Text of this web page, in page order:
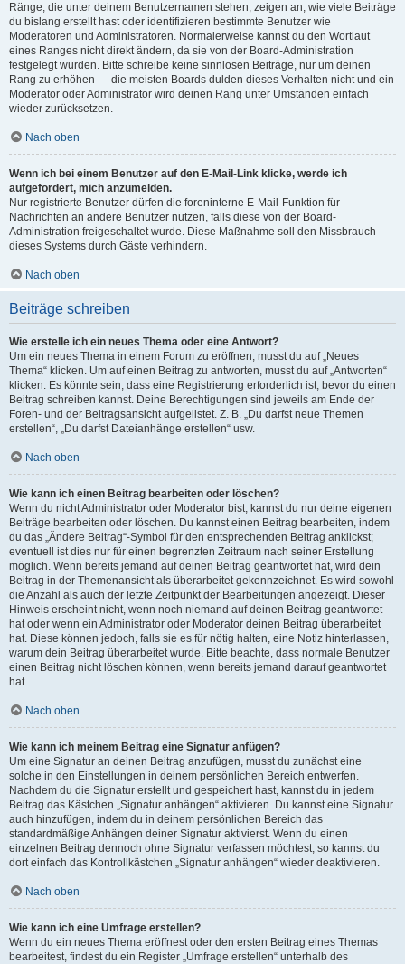
Ränge, die unter deinem Benutzernamen stehen, zeigen an, wie viele Beiträge
du bislang erstellt hast oder identifizieren bestimmte Benutzer wie
Moderatoren und Administratoren. Normalerweise kannst du den Wortlaut
eines Ranges nicht direkt ändern, da sie von der Board-Administration
festgelegt wurden. Bitte schreibe keine sinnlosen Beiträge, nur um deinen
Rang zu erhöhen — die meisten Boards dulden dieses Verhalten nicht und ein
Moderator oder Administrator wird deinen Rang unter Umständen einfach
wieder zurücksetzen.
Nach oben
Wenn ich bei einem Benutzer auf den E-Mail-Link klicke, werde ich
aufgefordert, mich anzumelden.
Nur registrierte Benutzer dürfen die foreninterne E-Mail-Funktion für
Nachrichten an andere Benutzer nutzen, falls diese von der Board-
Administration freigeschaltet wurde. Diese Maßnahme soll den Missbrauch
dieses Systems durch Gäste verhindern.
Nach oben
Beiträge schreiben
Wie erstelle ich ein neues Thema oder eine Antwort?
Um ein neues Thema in einem Forum zu eröffnen, musst du auf „Neues
Thema“ klicken. Um auf einen Beitrag zu antworten, musst du auf „Antworten“
klicken. Es könnte sein, dass eine Registrierung erforderlich ist, bevor du einen
Beitrag schreiben kannst. Deine Berechtigungen sind jeweils am Ende der
Foren- und der Beitragsansicht aufgelistet. Z. B. „Du darfst neue Themen
erstellen“, „Du darfst Dateianhänge erstellen“ usw.
Nach oben
Wie kann ich einen Beitrag bearbeiten oder löschen?
Wenn du nicht Administrator oder Moderator bist, kannst du nur deine eigenen
Beiträge bearbeiten oder löschen. Du kannst einen Beitrag bearbeiten, indem
du das „Ändere Beitrag“-Symbol für den entsprechenden Beitrag anklickst;
eventuell ist dies nur für einen begrenzten Zeitraum nach seiner Erstellung
möglich. Wenn bereits jemand auf deinen Beitrag geantwortet hat, wird dein
Beitrag in der Themenansicht als überarbeitet gekennzeichnet. Es wird sowohl
die Anzahl als auch der letzte Zeitpunkt der Bearbeitungen angezeigt. Dieser
Hinweis erscheint nicht, wenn noch niemand auf deinen Beitrag geantwortet
hat oder wenn ein Administrator oder Moderator deinen Beitrag überarbeitet
hat. Diese können jedoch, falls sie es für nötig halten, eine Notiz hinterlassen,
warum dein Beitrag überarbeitet wurde. Bitte beachte, dass normale Benutzer
einen Beitrag nicht löschen können, wenn bereits jemand darauf geantwortet
hat.
Nach oben
Wie kann ich meinem Beitrag eine Signatur anfügen?
Um eine Signatur an deinen Beitrag anzufügen, musst du zunächst eine
solche in den Einstellungen in deinem persönlichen Bereich entwerfen.
Nachdem du die Signatur erstellt und gespeichert hast, kannst du in jedem
Beitrag das Kästchen „Signatur anhängen“ aktivieren. Du kannst eine Signatur
auch hinzufügen, indem du in deinem persönlichen Bereich das
standardmäßige Anhängen deiner Signatur aktivierst. Wenn du einen
einzelnen Beitrag dennoch ohne Signatur verfassen möchtest, so kannst du
dort einfach das Kontrollkästchen „Signatur anhängen“ wieder deaktivieren.
Nach oben
Wie kann ich eine Umfrage erstellen?
Wenn du ein neues Thema eröffnest oder den ersten Beitrag eines Themas
bearbeitest, findest du ein Register „Umfrage erstellen“ unterhalb des